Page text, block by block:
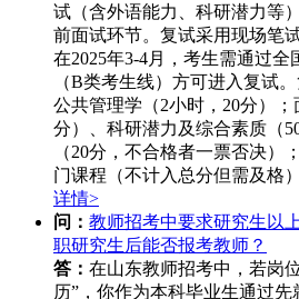
试（含外语能力、科研潜力等
前面试环节。复试采用现场笔
在2025年3-4月，考生需通过
（B类考生线）方可进入复试
公共管理学（2小时，20分）
分）、科研潜力及综合素质（
（20分，不合格者一票否决）
门课程（不计入总分但需及格）
详情>
问： 教师招考中要求研究生以
职研究生后能否报考教师？
答： 在山东教师招考中，若岗
历”，你作为本科毕业生通过